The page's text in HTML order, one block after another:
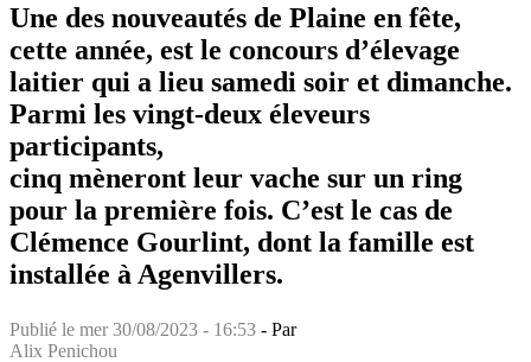
Une des nouveautés de Plaine en fête,
cette année, est le concours d’élevage
laitier qui a lieu samedi soir et dimanche.
Parmi les vingt-deux éleveurs
participants,
cinq mèneront leur vache sur un ring
pour la première fois. C’est le cas de
Clémence Gourlint, dont la famille est
installée à Agenvillers.
Publié le mer 30/08/2023 - 16:53 - Par
Alix Penichou